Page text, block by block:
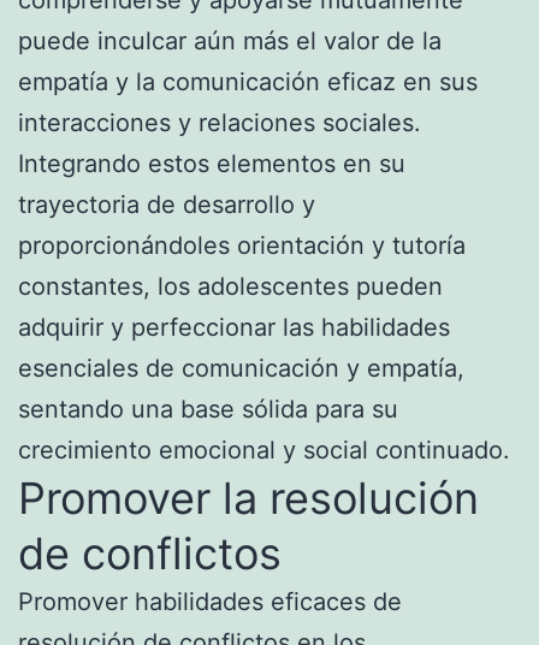
puede inculcar aún más el valor de la
empatía y la comunicación eficaz en sus
interacciones y relaciones sociales.
Integrando estos elementos en su
trayectoria de desarrollo y
proporcionándoles orientación y tutoría
constantes, los adolescentes pueden
adquirir y perfeccionar las habilidades
esenciales de comunicación y empatía,
sentando una base sólida para su
crecimiento emocional y social continuado.
Promover la resolución
de conflictos
Promover habilidades eficaces de